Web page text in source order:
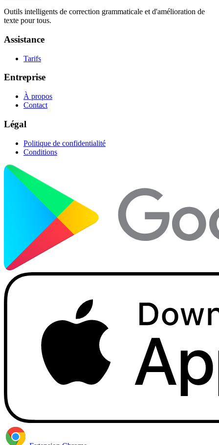
Outils intelligents de correction grammaticale et d'amélioration de
texte pour tous.
Assistance
Tarifs
Entreprise
À propos
Contact
Légal
Politique de confidentialité
Conditions